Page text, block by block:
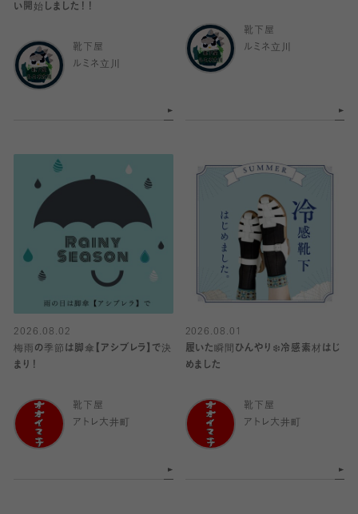
い開始しました！！
靴下屋
ルミネ立川
靴下屋
ルミネ立川
2026.08.02
梅雨の季節は脚傘【アシブレラ】で決
まり！
靴下屋
アトレ大井町
2026.08.01
履いた瞬間ひんやり❄️冷感素材はじ
めました
靴下屋
アトレ大井町